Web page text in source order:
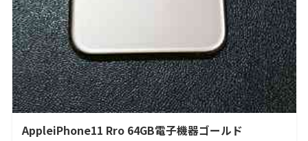
AppleiPhone11 Rro 64GB電子機器ゴールド